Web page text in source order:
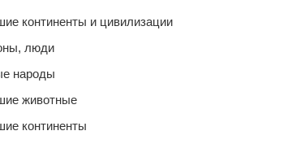
континенты и цивилизации
люди
народы
животные
континенты